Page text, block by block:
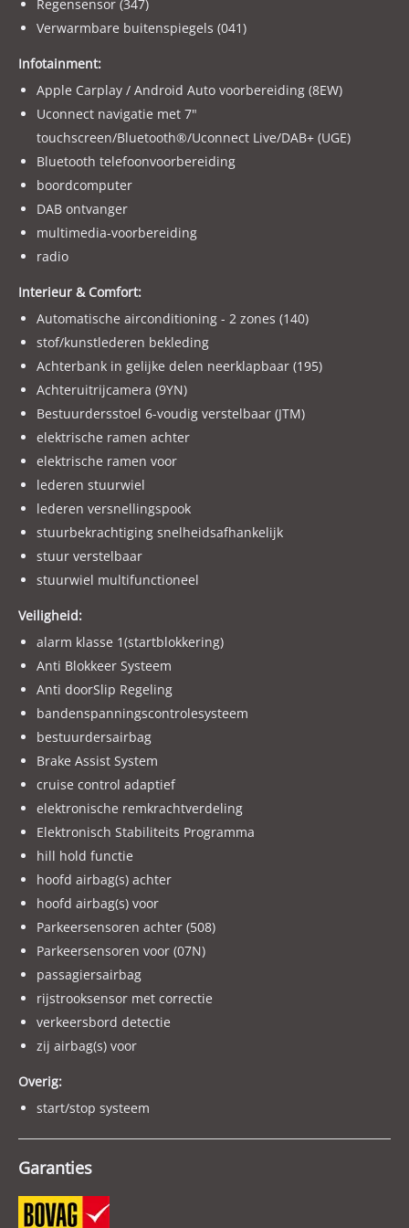
motor, scooter, boot, aanhanger Etc. )
Met vriendelijke groet en tot snel ! Bij Autocentre Van Der
Welk.
LET OP ! Wij adverteren via een adverteerders systeem. De
uitvoeringen en optielijst kunnen afwijken, er worden geen
rechten ontleend aan de verstrekte informatie in de
advertentie. Controleer altijd zelf de uitvoering en opties die
voor u belangrijk zijn voordat u de beslissing neemt.
Regensensor (347)
Verwarmbare buitenspiegels (041)
Infotainment:
Apple Carplay / Android Auto voorbereiding (8EW)
Uconnect navigatie met 7"
touchscreen/Bluetooth®/Uconnect Live/DAB+ (UGE)
Bluetooth telefoonvoorbereiding
boordcomputer
DAB ontvanger
multimedia-voorbereiding
radio
Interieur & Comfort:
Automatische airconditioning - 2 zones (140)
stof/kunstlederen bekleding
Achterbank in gelijke delen neerklapbaar (195)
Achteruitrijcamera (9YN)
Bestuurdersstoel 6-voudig verstelbaar (JTM)
elektrische ramen achter
elektrische ramen voor
lederen stuurwiel
lederen versnellingspook
stuurbekrachtiging snelheidsafhankelijk
stuur verstelbaar
stuurwiel multifunctioneel
Veiligheid:
alarm klasse 1(startblokkering)
Anti Blokkeer Systeem
Anti doorSlip Regeling
bandenspanningscontrolesysteem
bestuurdersairbag
Brake Assist System
cruise control adaptief
elektronische remkrachtverdeling
Elektronisch Stabiliteits Programma
hill hold functie
hoofd airbag(s) achter
hoofd airbag(s) voor
Parkeersensoren achter (508)
Parkeersensoren voor (07N)
passagiersairbag
rijstrooksensor met correctie
verkeersbord detectie
zij airbag(s) voor
Overig:
start/stop systeem
Garanties